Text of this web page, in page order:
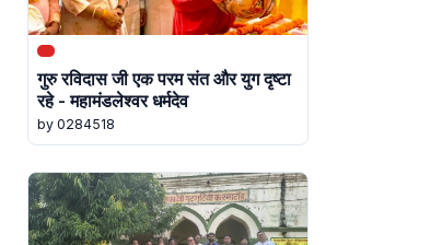
गुरु रविदास जी एक परम संत और युग दृष्टा
रहे - महामंडलेश्वर धर्मदेव
by 0284518